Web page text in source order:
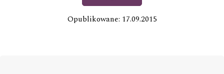
Opublikowane: 17.09.2015